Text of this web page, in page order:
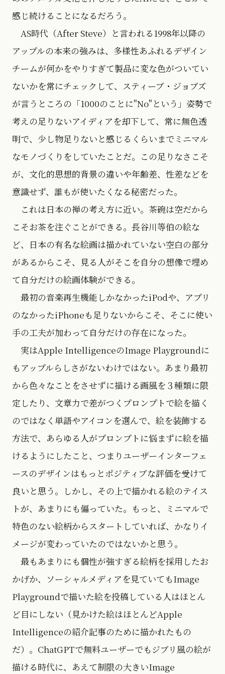
感じ続けることになるだろう。
AS時代（After Steve）と言われる1998年以降の
アップルの本来の強みは、多様性あふれるデザイン
チームが何かをやりすぎて製品に変な色がついてい
ないかを常にチェックして、スティーブ・ジョブズ
が言うところの「1000のことに"No"という」姿勢で
考えの足りないアイディアを却下して、常に無色透
明で、少し物足りないと感じるくらいまでミニマル
なモノづくりをしていたことだ。この足りなさこそ
が、文化的思想的背景の違いや年齢差、性差などを
意識せず、誰もが使いたくなる秘密だった。
これは日本の禅の考え方に近い。茶碗は空だから
こそお茶を注ぐことができる。長谷川等伯の絵な
ど、日本の有名な絵画は描かれていない空白の部分
があるからこそ、見る人がそこを自分の想像で埋め
て自分だけの絵画体験ができる。
最初の音楽再生機能しかなかったiPodや、アプリ
のなかったiPhoneも足りないからこそ、そこに使い
手の工夫が加わって自分だけの存在になった。
実はApple IntelligenceのImage Playgroundに
もアップルらしさがないわけではない。あまり最初
から色々なことをさせずに描ける画風を３種類に限
定したり、文章力で差がつくプロンプトで絵を描く
のではなく単語やアイコンを選んで、絵を装飾する
方法で、あらゆる人がプロンプトに悩まずに絵を描
けるようにしたこと、つまりユーザーインターフェ
ースのデザインはもっとポジティブな評価を受けて
良いと思う。しかし、その上で描かれる絵のテイス
トが、あまりにも偏っていた。もっと、ミニマルで
特色のない絵柄からスタートしていれば、かなりイ
メージが変わっていたのではないかと思う。
最もあまりにも個性が強すぎる絵柄を採用したお
かげか、ソーシャルメディアを見ていてもImage
Playgroundで描いた絵を投稿している人はほとん
ど目にしない（見かけた絵はほとんどApple
Intelligenceの紹介記事のために描かれたもの
だ）。ChatGPTで無料ユーザーでもジブリ風の絵が
描ける時代に、あえて制限の大きいImage